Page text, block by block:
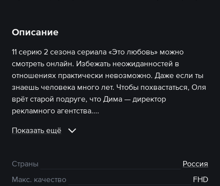
Описание
11 серию 2 сезона сериала «Это любовь» можно
смотреть онлайн. Избежать неожиданностей в
отношениях практически невозможно. Даже если ты
знаешь человека много лет. Чтобы похвастаться, Оля
врёт старой подруге, что Дима — директор
рекламного агентства....
Показать ещё
Страны
Россия
Макс. качество
FHD